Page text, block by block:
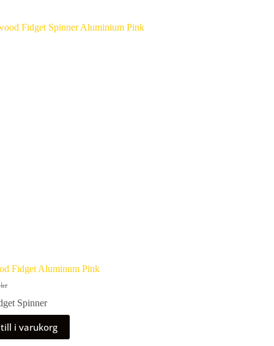
Fidget Aluminum Pink
kr
kr.
Spinner
till i varukorg